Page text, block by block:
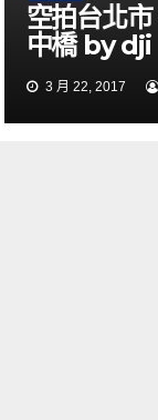
空拍台北
中橋 by dji
3 月 22, 2017